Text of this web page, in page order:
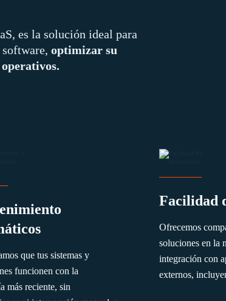
es la solución ideal para
optimizar su
que tus sistemas y
funcionen con la
más reciente, sin
Facilidad
Ofrecemos
soluciones en la
integración con
externos,